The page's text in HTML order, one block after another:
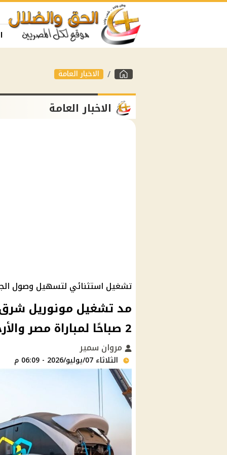
الاخبار العامة
الاخبار العامة
تشغيل استثنائي لتسهيل وصول
2 صباحًا لمباراة مصر والأرجنتين
مروان سمير
الثلاثاء 07/يوليو/2026 - 06:09 م